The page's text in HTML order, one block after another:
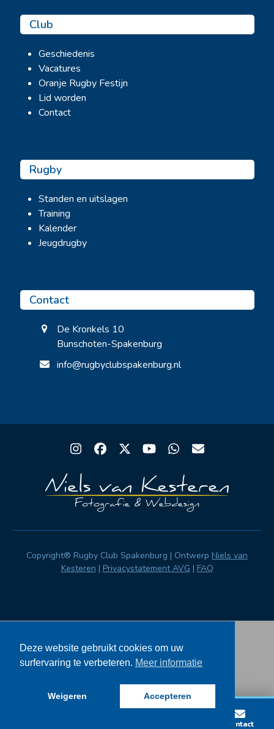
Club
Geschiedenis
Vacatures
Oranje Rugby Festijn
Lid worden
Contact
Rugby
Standen en uitslagen
Training
Kalender
Jeugdrugby
Contact
De Kronkels 10
Bunschoten-Spakenburg
info@rugbyclubspakenburg.nl
Instagram
Facebook
TwitterYouTubeWhatsapp
Email
Copyright® Rugby Club Spakenburg | Ontwerp Niels van
Kesteren | Privacystatement AVG | FAQ
Contact
Deze website gebruikt cookies om uw
surfervaring te verbeteren. Meer informatie
Weigeren Accepteren